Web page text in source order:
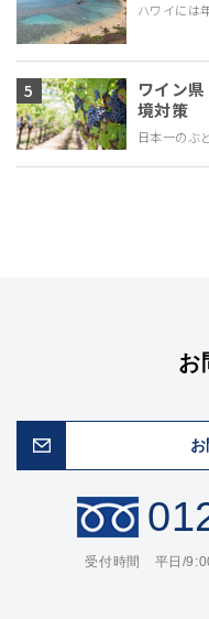
ハワイには
ワイン
境対策
日本一のぶ
お
受付時間 平日/